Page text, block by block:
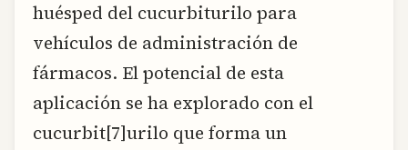
huésped del cucurbiturilo para
vehículos de administración de
fármacos. El potencial de esta
aplicación se ha explorado con el
cucurbit[7]urilo que forma un